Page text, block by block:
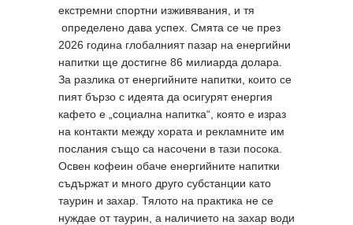
екстремни спортни изживявания, и тя
определено дава успех. Смята се че през
2026 година глобалният пазар на енергийни
напитки ще достигне 86 милиарда долара.
За разлика от енергийните напитки, които се
пият бързо с идеята да осигурят енергия
кафето е „социална напитка“, която е израз
на контакти между хората и рекламните им
послания също са насочени в тази посока.
Освен кофеин обаче енергийните напитки
съдържат и много друго субстанции като
таурин и захар. Тялото на практика не се
нуждае от таурин, а наличието на захар води